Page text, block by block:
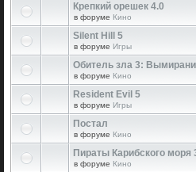
Крепкий орешек 4.0
в форуме Кино
Silent Hill 5
в форуме Игры
Обитель зла 3:
в форуме Кино
Resident Evil 5
в форуме Игры
Постал
в форуме Кино
Пираты Карибского
в форуме Кино